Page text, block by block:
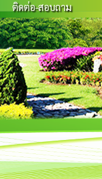
ติดต่อ-สอบถาม